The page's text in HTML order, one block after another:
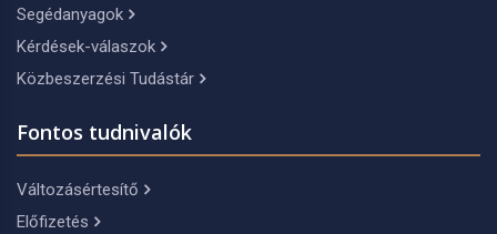
Segédanyagok
Kérdések-válaszok
Közbeszerzési Tudástár
Fontos tudnivalók
Változásértesítő
Előfizetés